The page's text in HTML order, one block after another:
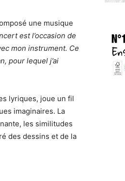
une musique
est l’occasion de
mon instrument. Ce
pour lequel j’ai
lyriques, joue un fil
imaginaires. La
les similitudes
des dessins et de la